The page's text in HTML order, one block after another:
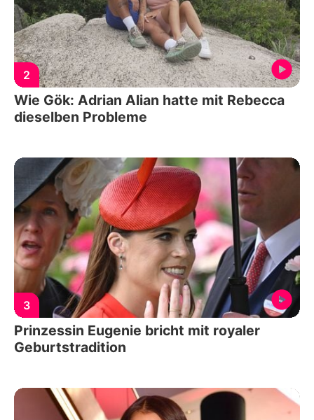
2
Wie Gök: Adrian Alian hatte mit Rebecca
dieselben Probleme
3
Prinzessin Eugenie bricht mit royaler
Geburtstradition